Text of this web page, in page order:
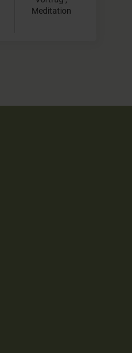
Meditation